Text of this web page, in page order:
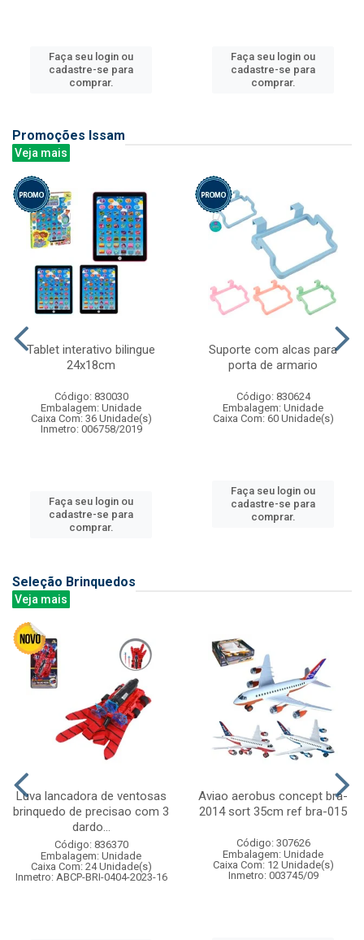
Faça seu login ou
cadastre-se para
comprar.
Faça seu login ou
cadastre-se para
comprar.
Promoções Issam
Veja mais
Tablet interativo bilingue
24x18cm
Código: 830030
Embalagem: Unidade
Caixa Com: 36 Unidade(s)
Inmetro: 006758/2019
Faça seu login ou
cadastre-se para
comprar.
Suporte com alcas para
porta de armario
Código: 830624
Embalagem: Unidade
Caixa Com: 60 Unidade(s)
Faça seu login ou
cadastre-se para
comprar.
Seleção Brinquedos
Veja mais
Luva lancadora de ventosas
brinquedo de precisao com 3
dardo...
Código: 836370
Embalagem: Unidade
Caixa Com: 24 Unidade(s)
Inmetro: ABCP-BRI-0404-2023-16
Aviao aerobus concept bra-
2014 sort 35cm ref bra-015
Código: 307626
Embalagem: Unidade
Caixa Com: 12 Unidade(s)
Inmetro: 003745/09